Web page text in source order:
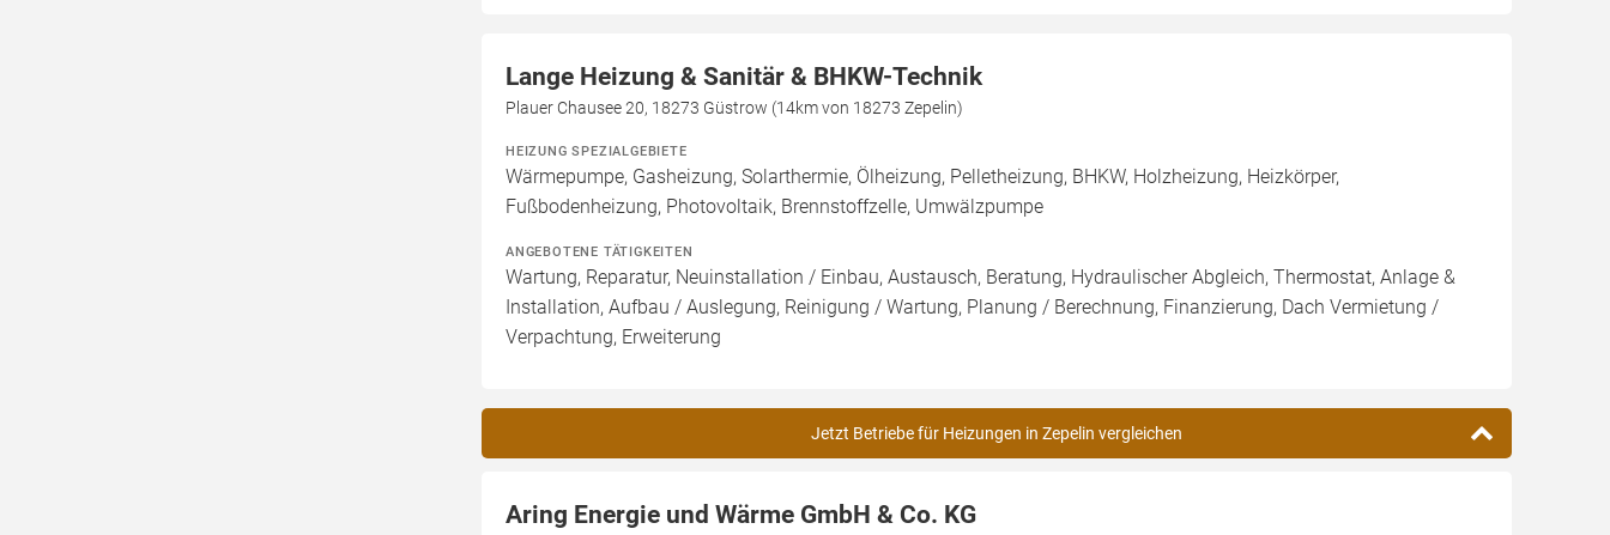
Lange Heizung & Sanitär & BHKW-Technik
Plauer Chausee 20, 18273 Güstrow (14km von 18273 Zepelin)
HEIZUNG SPEZIALGEBIETE
Wärmepumpe, Gasheizung, Solarthermie, Ölheizung, Pelletheizung, BHKW, Holzheizung, Heizkörper,
Fußbodenheizung, Photovoltaik, Brennstoffzelle, Umwälzpumpe
ANGEBOTENE TÄTIGKEITEN
Wartung, Reparatur, Neuinstallation / Einbau, Austausch, Beratung, Hydraulischer Abgleich, Thermostat, Anlage &
Installation, Aufbau / Auslegung, Reinigung / Wartung, Planung / Berechnung, Finanzierung, Dach Vermietung /
Verpachtung, Erweiterung
Jetzt Betriebe für Heizungen in Zepelin vergleichen
Aring Energie und Wärme GmbH & Co. KG